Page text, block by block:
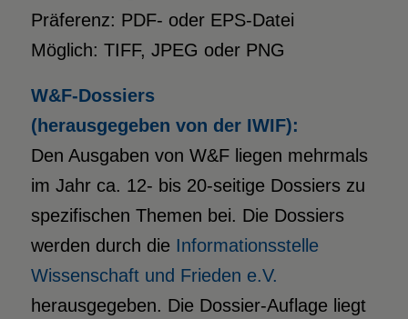
Präferenz: PDF- oder EPS-Datei
Möglich: TIFF, JPEG oder PNG
W&F-Dossiers
(herausgegeben von der IWIF):
Den Ausgaben von W&F liegen mehrmals
im Jahr ca. 12- bis 20-seitige Dossiers zu
spezifischen Themen bei. Die Dossiers
werden durch die Informationsstelle
Wissenschaft und Frieden e.V.
herausgegeben. Die Dossier-Auflage liegt